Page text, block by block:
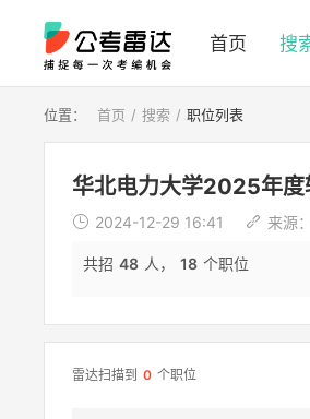
首页 搜
位置： 首页 搜索 职位列表
华北电力大学2025年度
2024-12-29 16:41 来源：
共招 48 人， 18 个职位
雷达扫描到 0 个职位